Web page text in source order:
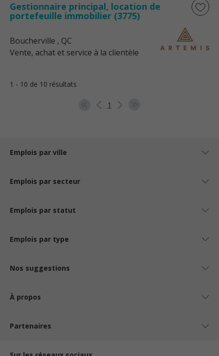
Gestionnaire principal, location de
portefeuille immobilier (3775)
Boucherville , QC
Vente, achat et service à la clientèle
1 - 10 de 10 résultats
1
Emplois par ville
Emplois par secteur
Emplois par statut
Emplois par type
Nos suggestions
À propos
Partenaires